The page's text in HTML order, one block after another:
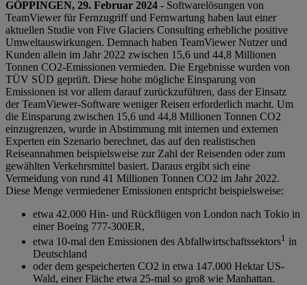
GÖPPINGEN, 29. Februar 2024 - Softwarelösungen von
TeamViewer für Fernzugriff und Fernwartung haben laut einer
aktuellen Studie von Five Glaciers Consulting erhebliche positive
Umweltauswirkungen. Demnach haben TeamViewer Nutzer und
Kunden allein im Jahr 2022 zwischen 15,6 und 44,8 Millionen
Tonnen CO2-Emissionen vermieden. Die Ergebnisse wurden von
TÜV SÜD geprüft. Diese hohe mögliche Einsparung von
Emissionen ist vor allem darauf zurückzuführen, dass der Einsatz
der TeamViewer-Software weniger Reisen erforderlich macht. Um
die Einsparung zwischen 15,6 und 44,8 Millionen Tonnen CO2
einzugrenzen, wurde in Abstimmung mit internen und externen
Experten ein Szenario berechnet, das auf den realistischen
Reiseannahmen beispielsweise zur Zahl der Reisenden oder zum
gewählten Verkehrsmittel basiert. Daraus ergibt sich eine
Vermeidung von rund 41 Millionen Tonnen CO2 im Jahr 2022.
Diese Menge vermiedener Emissionen entspricht beispielsweise:
etwa 42.000 Hin- und Rückflügen von London nach Tokio in
einer Boeing 777-300ER,
etwa 10-mal den Emissionen des Abfallwirtschaftssektors1 in
Deutschland
oder dem gespeicherten CO2 in etwa 147.000 Hektar US-
Wald, einer Fläche etwa 25-mal so groß wie Manhattan.